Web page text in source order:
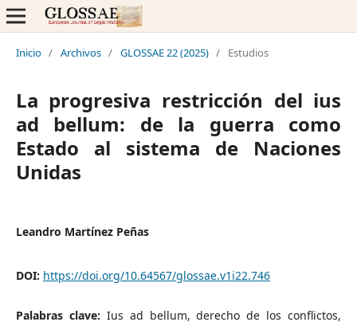
Inicio / Archivos / GLOSSAE 22 (2025) / Estudios
La progresiva restricción del ius
ad bellum: de la guerra como
Estado al sistema de Naciones
Unidas
Leandro Martínez Peñas
DOI: https://doi.org/10.64567/glossae.v1i22.746
Palabras clave: Ius ad bellum, derecho de los conflictos,